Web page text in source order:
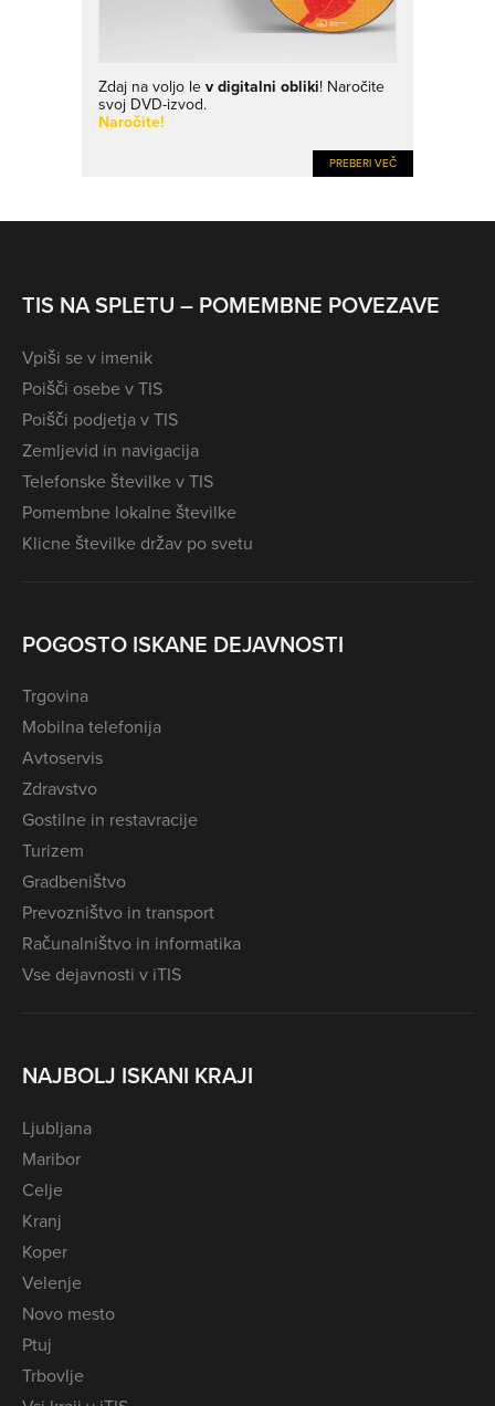
Zdaj na voljo lev digitalni obliki! Naročite
svoj DVD-izvod.
Naročite!
PREBERI VEČ
TIS NA SPLETU – POMEMBNE POVEZAVE
Vpiši se v imenik
Poišči osebe v TIS
Poišči podjetja v TIS
Zemljevid in navigacija
Telefonske številke v TIS
Pomembne lokalne številke
Klicne številke držav po svetu
POGOSTO ISKANE DEJAVNOSTI
Trgovina
Mobilna telefonija
Avtoservis
Zdravstvo
Gostilne in restavracije
Turizem
Gradbeništvo
Prevozništvo in transport
Računalništvo in informatika
Vse dejavnosti v iTIS
NAJBOLJ ISKANI KRAJI
Ljubljana
Maribor
Celje
Kranj
Koper
Velenje
Novo mesto
Ptuj
Trbovlje